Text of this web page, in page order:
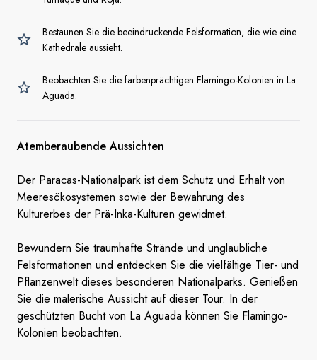
Bestaunen Sie die beeindruckende Felsformation, die wie eine
Kathedrale aussieht.
Beobachten Sie die farbenprächtigen Flamingo-Kolonien in La
Aguada.
Atemberaubende Aussichten
Der Paracas-Nationalpark ist dem Schutz und Erhalt von
Meeresökosystemen sowie der Bewahrung des
Kulturerbes der Prä-Inka-Kulturen gewidmet.
Bewundern Sie traumhafte Strände und unglaubliche
Felsformationen und entdecken Sie die vielfältige Tier- und
Pflanzenwelt dieses besonderen Nationalparks. Genießen
Sie die malerische Aussicht auf dieser Tour. In der
geschützten Bucht von La Aguada können Sie Flamingo-
Kolonien beobachten.